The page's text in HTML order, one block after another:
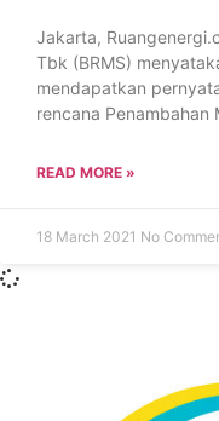
Jakarta,
Tbk (BRMS)
mendapatkan
rencana Penambahan
READ MORE »
18 March 2021 No